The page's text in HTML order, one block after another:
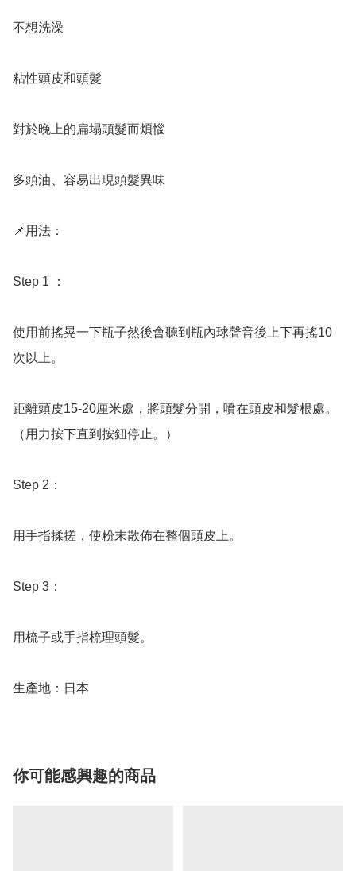
不想洗澡
粘性頭皮和頭髮
對於晚上的扁塌頭髮而煩惱
多頭油、容易出現頭髮異味
📌用法：
Step 1 ：
使用前搖晃一下瓶子然後會聽到瓶內球聲音後上下再搖10
次以上。
距離頭皮15-20厘米處，將頭髮分開，噴在頭皮和髮根處。
（用力按下直到按鈕停止。）
Step 2：
用手指揉搓，使粉末散佈在整個頭皮上。
Step 3：
用梳子或手指梳理頭髮。
你可能感興趣的商品